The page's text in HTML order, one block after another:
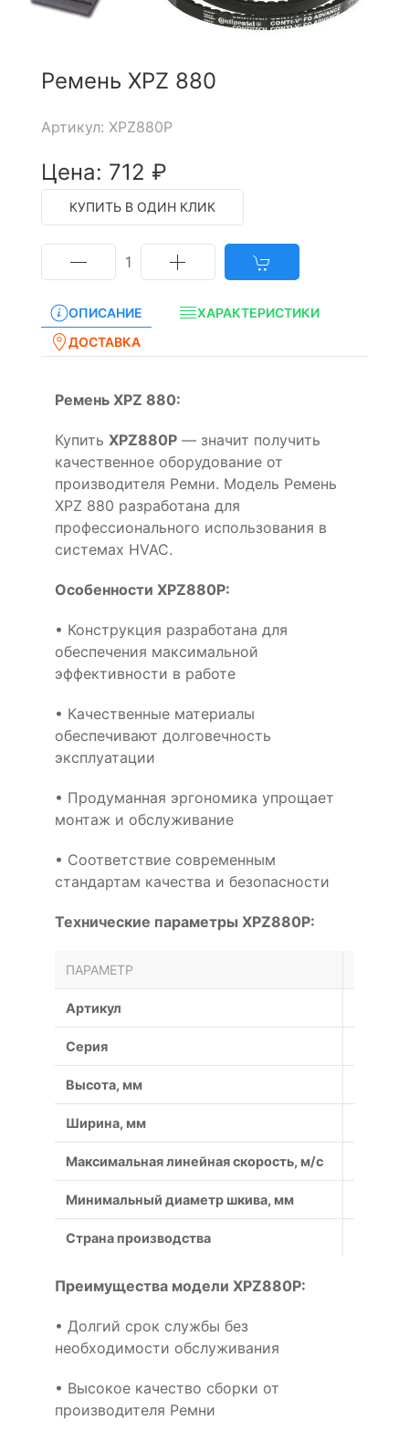
Ремень XPZ 880
Артикул: XPZ880P
Цена: 712 ₽
КУПИТЬ В ОДИН КЛИК
1
ОПИСАНИЕ
ХАРАКТЕРИСТИКИ
ДОСТАВКА
Ремень XPZ 880:
Купить XPZ880P — значит получить
качественное оборудование от
производителя Ремни. Модель Ремень
XPZ 880 разработана для
профессионального использования в
системах HVAC.
Особенности XPZ880P:
• Конструкция разработана для
обеспечения максимальной
эффективности в работе
• Качественные материалы
обеспечивают долговечность
эксплуатации
• Продуманная эргономика упрощает
монтаж и обслуживание
• Соответствие современным
стандартам качества и безопасности
Технические параметры XPZ880P:
ПАРАМЕТР
Артикул
Серия
Высота, мм
Ширина, мм
Максимальная линейная скорость, м/с
Минимальный диаметр шкива, мм
Страна производства
Преимущества модели XPZ880P:
• Долгий срок службы без
необходимости обслуживания
• Высокое качество сборки от
производителя Ремни